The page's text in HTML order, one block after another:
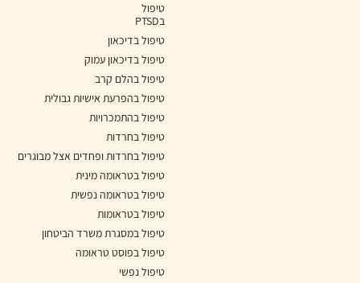
טיפול
בPTSD
טיפול בדיכאון
טיפול בדיכאון עמוק
טיפול בהלם קרב
טיפול בהפרעת אישיות גבולית
טיפול בהתמכרויות
טיפול בחרדות
טיפול בחרדות ופחדים אצל מבוגרים
טיפול בטראומה מינית
טיפול בטראומה נפשית
טיפול בטראומות
טיפול במסגרת משרד הביטחון
טיפול בפוסט טראומה
טיפול נפשי